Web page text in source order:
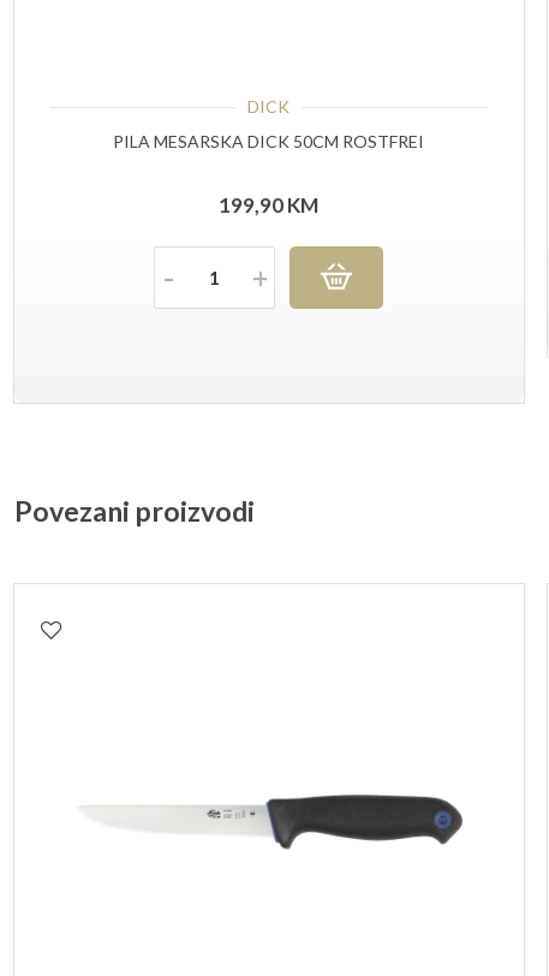
DICK
PILA MESARSKA DICK 50CM ROSTFREI
199,90KM
Količina
Povezani proizvodi